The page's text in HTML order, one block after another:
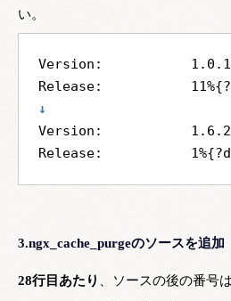
い。
Version:
↓
Version:           1.6.2
3.ngx_cache_purgeのソースを追加
28行目あたり 、ソースの後の番号